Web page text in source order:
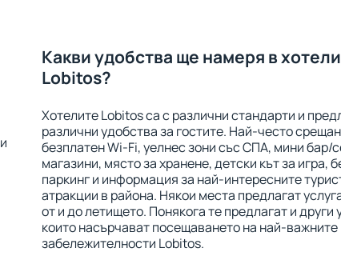
Какви удобства ще намеря в
Lobitos?
Хотелите Lobitos са с различни стандарти и
различни удобства за гостите. Най-често
безплатен Wi-Fi, уелнес зони със СПА, мини бар/
магазини, място за хранене, детски кът за игра,
паркинг и информация за най-интересните
атракции в района. Някои места предлагат
от и до летището. Понякога те предлагат и други
които насърчават посещаването на най-важните
забележителности Lobitos.